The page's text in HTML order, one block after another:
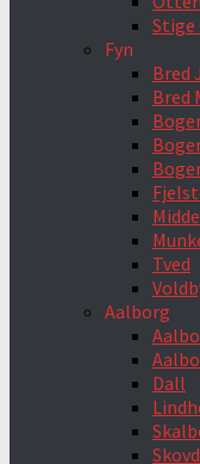
Stige
Fyn
Bred
Bred
Tved
Aalborg
Dall